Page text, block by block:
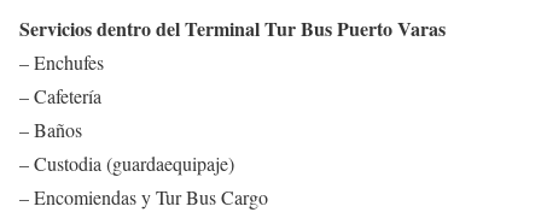
Servicios dentro del Terminal Tur Bus Puerto Varas
– Enchufes
– Cafetería
– Baños
– Custodia (guardaequipaje)
– Encomiendas y Tur Bus Cargo